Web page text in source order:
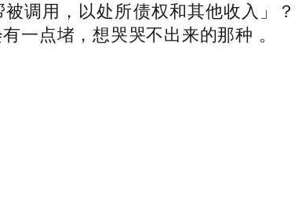
调用，以处所债权和其他收入」？
一点堵，想哭哭不出来的那种 。